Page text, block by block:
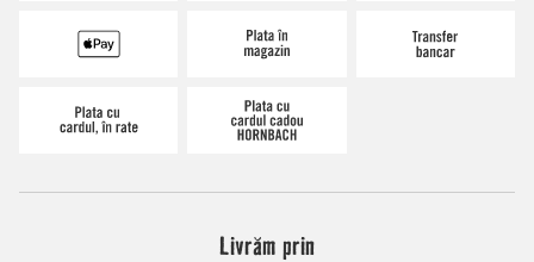
Livrăm prin